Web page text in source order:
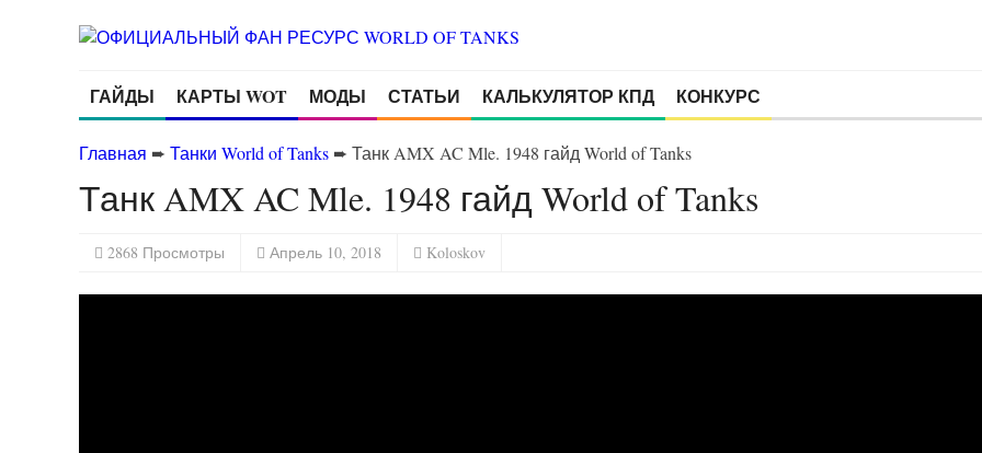
ГАЙДЫ КАРТЫ WOT МОДЫ СТАТЬИ КАЛЬКУЛЯТОР КПД КОНКУРС
Главная ➨ Танки World of Tanks ➨ Танк AMX AC Mle. 1948 гайд World of Tanks
Танк AMX AC Mle. 1948 гайд World of Tanks
2868 Просмотры Апрель 10, 2018 Koloskov